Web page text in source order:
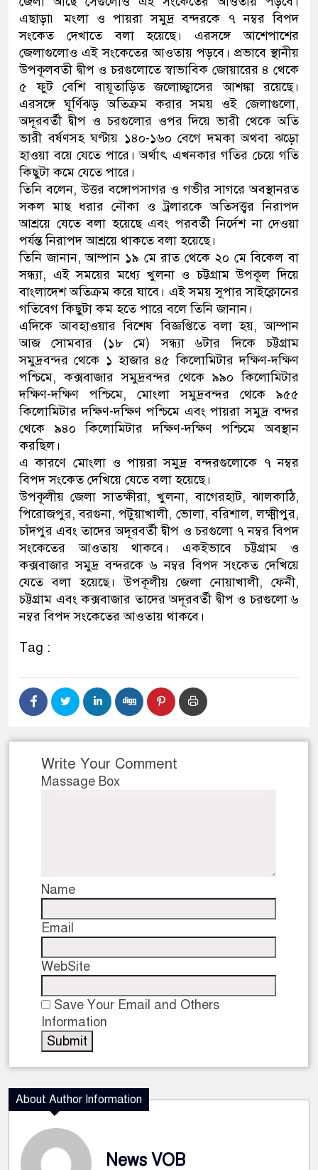
এছাড়া৷ মংলা ও পায়রা সমুদ্র বন্দরকে ৭ নম্বর বিপদ
সংকেত দেখাতে বলা হয়েছে। এরসঙ্গে আশেপাশের
জেলাগুলোও এই সংকেতের আওতায় পড়বে। প্রভাবে স্থানীয়
উপকূলবতী দ্বীপ ও চরগুলোতে স্বাভাবিক জোয়ারের ৪ থেকে
৫ ফুট বেশি বায়ূতাড়িত জলোচ্ছ্বাসের আশঙ্কা রয়েছে।
এরসঙ্গে ঘূর্ণিঝড় অতিক্রম করার সময় ওই জেলাগুলো,
অদূরবর্তী দ্বীপ ও চরগুলোর ওপর দিয়ে ভারী থেকে অতি
ভারী বর্ষণসহ ঘণ্টায় ১৪০-১৬০ বেগে দমকা অথবা ঝড়ো
হাওয়া বয়ে যেতে পারে। অর্থাৎ এখনকার গতির চেয়ে গতি
কিছুটা কমে যেতে পারে।
তিনি বলেন, উত্তর বঙ্গোপসাগর ও গভীর সাগরে অবস্থানরত
সকল মাছ ধরার নৌকা ও ট্রলারকে অতিসত্ত্বর নিরাপদ
আশ্রয়ে যেতে বলা হয়েছে এবং পরবর্তী নির্দেশ না দেওয়া
পর্যন্ত নিরাপদ আশ্রয়ে থাকতে বলা হয়েছে।
তিনি জানান, আম্পান ১৯ মে রাত থেকে ২০ মে বিকেল বা
সন্ধ্যা, এই সময়ের মধ্যে খুলনা ও চট্টগ্রাম উপকূল দিয়ে
বাংলাদেশ অতিক্রম করে যাবে। এই সময় সুপার সাইক্লোনের
গতিবেগ কিছুটা কম হতে পারে বলে তিনি জানান।
এদিকে আবহাওয়ার বিশেষ বিজ্ঞপ্তিতে বলা হয়, আম্পান
আজ সোমবার (১৮ মে) সন্ধ্যা ৬টার দিকে চট্টগ্রাম
সমুদ্রবন্দর থেকে ১ হাজার ৪৫ কিলোমিটার দক্ষিণ-দক্ষিণ
পশ্চিমে, কক্সবাজার সমুদ্রবন্দর থেকে ৯৯০ কিলোমিটার
দক্ষিণ-দক্ষিণ পশ্চিমে, মোংলা সমুদ্রবন্দর থেকে ৯৫৫
কিলোমিটার দক্ষিণ-দক্ষিণ পশ্চিমে এবং পায়রা সমুদ্র বন্দর
থেকে ৯৪০ কিলোমিটার দক্ষিণ-দক্ষিণ পশ্চিমে অবস্থান
করছিল।
এ কারণে মোংলা ও পায়রা সমুদ্র বন্দরগুলোকে ৭ নম্বর
বিপদ সংকেত দেখিয়ে যেতে বলা হয়েছে।
উপকূলীয় জেলা সাতক্ষীরা, খুলনা, বাগেরহাট, ঝালকাঠি,
পিরোজপুর, বরগুনা, পটুয়াখালী, ভোলা, বরিশাল, লক্ষ্মীপুর,
চাঁদপুর এবং তাদের অদূরবর্তী দ্বীপ ও চরগুলো ৭ নম্বর বিপদ
সংকেতের আওতায় থাকবে। একইভাবে চট্টগ্রাম ও
কক্সবাজার সমুদ্র বন্দরকে ৬ নম্বর বিপদ সংকেত দেখিয়ে
যেতে বলা হয়েছে। উপকূলীয় জেলা নোয়াখালী, ফেনী,
চট্টগ্রাম এবং কক্সবাজার তাদের অদূরবর্তী দ্বীপ ও চরগুলো ৬
নম্বর বিপদ সংকেতের আওতায় থাকবে।
Tag :
Write Your Comment
Massage Box
Name
Email
WebSite
Save Your Email and Others
Information
About Author Information
News VOB